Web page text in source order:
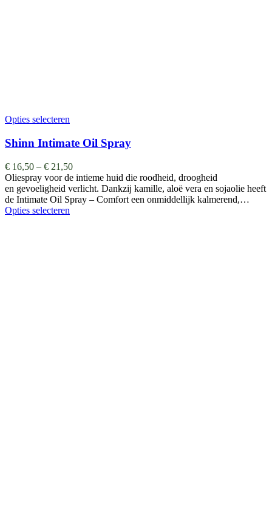
Opties selecteren
Shinn Intimate Oil Spray
€ 16,50 – € 21,50
Oliespray voor de intieme huid die roodheid, droogheid
en gevoeligheid verlicht. Dankzij kamille, aloë vera en sojaolie heeft
de Intimate Oil Spray – Comfort een onmiddellijk kalmerend,…
Opties selecteren